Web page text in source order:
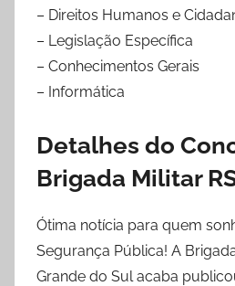
– Direitos Humanos e
– Legislação Específica
– Conhecimentos Gerais
– Informática
Detalhes do
Brigada Militar
Ótima notícia para quem
Segurança Pública! A
Grande do Sul acaba